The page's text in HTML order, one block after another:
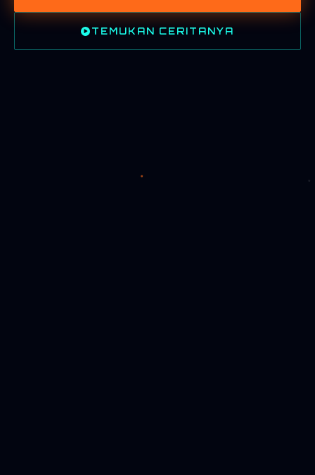
TEMUKAN CERITANYA